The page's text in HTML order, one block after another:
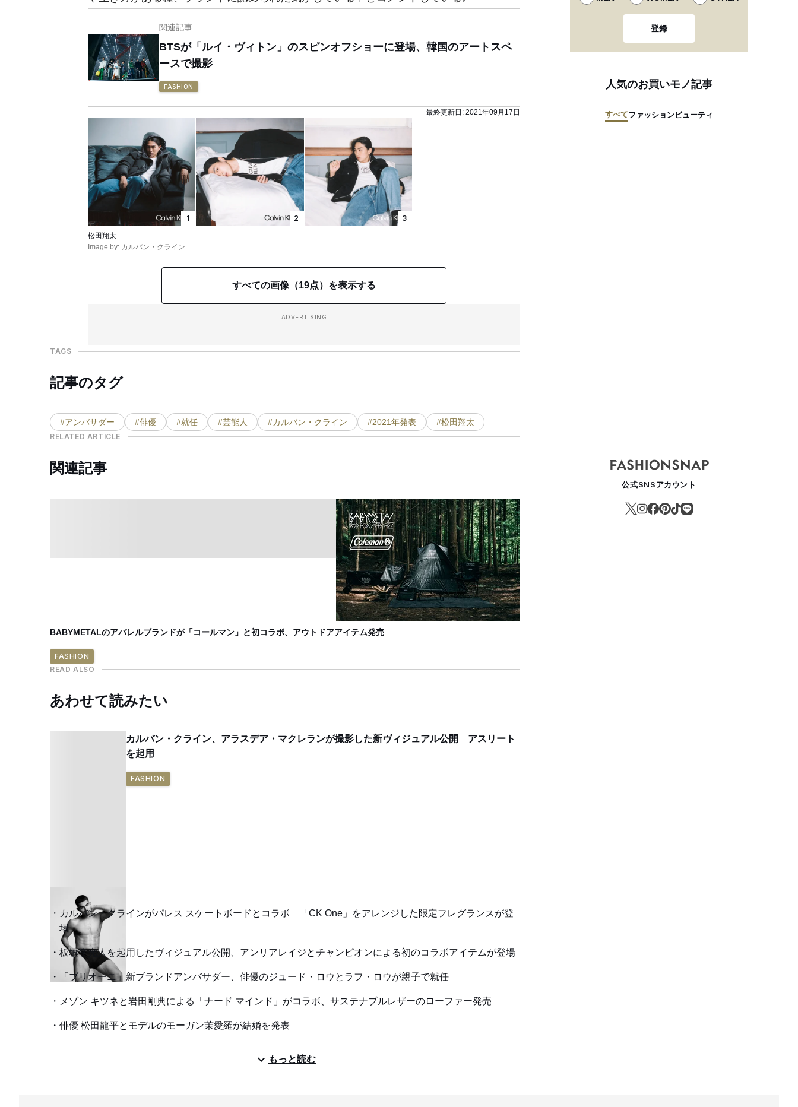
関連記事
BTSが「ルイ・ヴィトン」のスピンオフショーに登場、韓国のアートスペ
ースで撮影
FASHION
最終更新日: 2021年09月17日
1
松田翔太
Image by: カルバン・クライン
2 3
すべての画像（19点）を表示する
ADVERTISING
TAGS
記事のタグ
#アンバサダー #俳優 #就任 #芸能人 #カルバン・クライン #2021年発表 #松田翔太
RELATED ARTICLE
関連記事
BABYMETALのアパレルブランドが「コールマン」と初コラボ、アウトドアアイテム発売
FASHION
READ ALSO
あわせて読みたい
カルバン・クライン、アラスデア・マクレランが撮影した新ヴィジュアル公開 アスリート
を起用
FASHION
カルバン・クラインがパレス スケートボードとコラボ 「CK One」をアレンジした限定フレグランスが登
場
板垣李光人を起用したヴィジュアル公開、アンリアレイジとチャンピオンによる初のコラボアイテムが登場
「ブリオーニ」新ブランドアンバサダー、俳優のジュード・ロウとラフ・ロウが親子で就任
メゾン キツネと岩田剛典による「ナード マインド」がコラボ、サステナブルレザーのローファー発売
俳優 松田龍平とモデルのモーガン茉愛羅が結婚を発表
もっと読む
登録
人気のお買いモノ記事
すべてファッションビューティ
公式SNSアカウント